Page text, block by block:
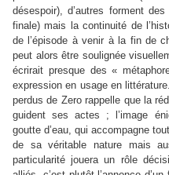
désespoir), d’autres forment des
finale) mais la continuité de
de l’épisode à venir à la fin de
peut alors être soulignée
écrirait presque des «
expression en usage en
perdus de Zero rappelle que la
guident ses actes ; l’image
goutte d’eau, qui accompagne
de sa véritable nature mais
particularité jouera un rôle